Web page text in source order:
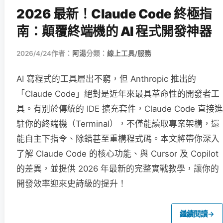
2026 最新！Claude Code 終極指
南：顛覆終端機的 AI 程式開發神器
2026/4/24作者： 阿湯分類： 線上工具/服務
AI 寫程式的工具層出不窮，但 Anthropic 推出的
「Claude Code」絕對是近年來最具革命性的開發者工
具。有別於傳統的 IDE 擴充套件，Claude Code 直接進
駐你的終端機（Terminal），不僅能讀取專案架構，還
能自主下指令、除錯甚至重構程式碼。本文將帶你深入
了解 Claude Code 的核心功能、與 Cursor 及 Copilot
的差異，並提供 2026 年最新的完整實戰教學，讓你的
開發效率迎來史詩級的提升！
繼續閱讀→